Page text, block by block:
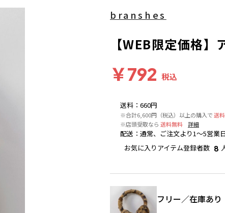
送料 ： 660円
※合計6,600円（税込）以上の購入で送
※店頭受取なら 送料無料 詳細
配送 ： 通常、ご注文より1～5営業
お気に入りアイテム登録者数 8
branshes
【WEB限定価格
￥792 税込
フリー／在庫あり